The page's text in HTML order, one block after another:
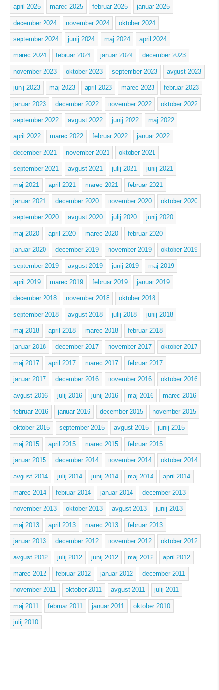
april 2025 marec 2025 februar 2025 januar 2025
december 2024 november 2024 oktober 2024
september 2024 junij 2024 maj 2024 april 2024
marec 2024 februar 2024 januar 2024 december 2023
november 2023 oktober 2023 september 2023 avgust 2023
junij 2023 maj 2023 april 2023 marec 2023 februar 2023
januar 2023 december 2022 november 2022 oktober 2022
september 2022 avgust 2022 junij 2022 maj 2022
april 2022 marec 2022 februar 2022 januar 2022
december 2021 november 2021 oktober 2021
september 2021 avgust 2021 julij 2021 junij 2021
maj 2021 april 2021 marec 2021 februar 2021
januar 2021 december 2020 november 2020 oktober 2020
september 2020 avgust 2020 julij 2020 junij 2020
maj 2020 april 2020 marec 2020 februar 2020
januar 2020 december 2019 november 2019 oktober 2019
september 2019 avgust 2019 junij 2019 maj 2019
april 2019 marec 2019 februar 2019 januar 2019
december 2018 november 2018 oktober 2018
september 2018 avgust 2018 julij 2018 junij 2018
maj 2018 april 2018 marec 2018 februar 2018
januar 2018 december 2017 november 2017 oktober 2017
maj 2017 april 2017 marec 2017 februar 2017
januar 2017 december 2016 november 2016 oktober 2016
avgust 2016 julij 2016 junij 2016 maj 2016 marec 2016
februar 2016 januar 2016 december 2015 november 2015
oktober 2015 september 2015 avgust 2015 junij 2015
maj 2015 april 2015 marec 2015 februar 2015
januar 2015 december 2014 november 2014 oktober 2014
avgust 2014 julij 2014 junij 2014 maj 2014 april 2014
marec 2014 februar 2014 januar 2014 december 2013
november 2013 oktober 2013 avgust 2013 junij 2013
maj 2013 april 2013 marec 2013 februar 2013
januar 2013 december 2012 november 2012 oktober 2012
avgust 2012 julij 2012 junij 2012 maj 2012 april 2012
marec 2012 februar 2012 januar 2012 december 2011
november 2011 oktober 2011 avgust 2011 julij 2011
maj 2011 februar 2011 januar 2011 oktober 2010
julij 2010